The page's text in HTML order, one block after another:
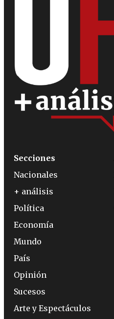
Secciones
Nacionales
+ análisis
Política
Economía
Mundo
País
Opinión
Sucesos
Arte y Espectáculos